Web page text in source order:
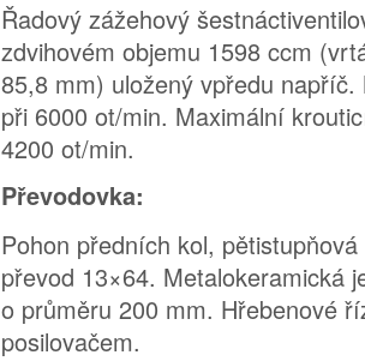
Řadový zážehový
zdvihovém objemu 1598 ccm
85,8 mm) uložený vpředu
při 6000 ot/min. Maximální
4200 ot/min.
Převodovka:
Pohon předních kol,
převod 13×64. Metalokeramická
o průměru 200 mm. Hřebenové
posilovačem.